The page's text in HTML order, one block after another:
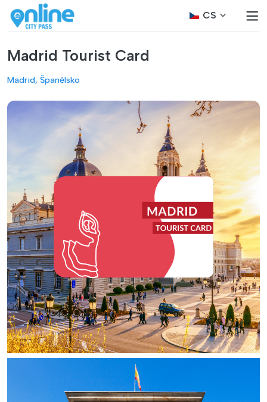
CS
Madrid Tourist Card
Madrid, Španělsko